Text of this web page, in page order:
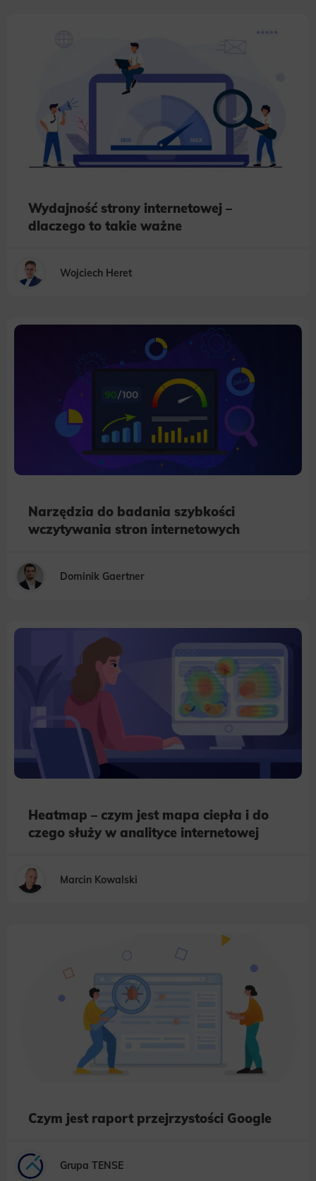
Wydajność strony internetowej –
dlaczego to takie ważne
Wojciech Heret
Narzędzia do badania szybkości
wczytywania stron internetowych
Dominik Gaertner
Heatmap – czym jest mapa ciepła i do
czego służy w analityce internetowej
Marcin Kowalski
Czym jest raport przejrzystości Google
Grupa TENSE